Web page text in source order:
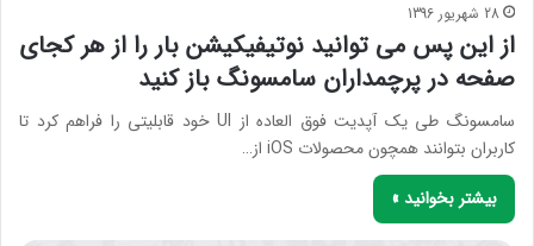
28 شهریور 1396
از این پس می توانید نوتیفیکیشن بار را از هر کجای
صفحه در پرچمداران سامسونگ باز کنید
سامسونگ طی یک آپدیت فوق العاده از UI خود قابلیتی را فراهم کرد تا
کاربران بتوانند همچون محصولات iOS از…
بیشتر بخوانید »